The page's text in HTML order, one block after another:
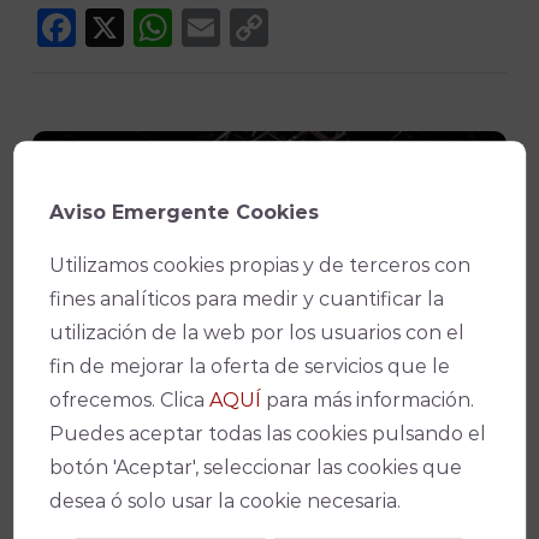
Facebook
X WhatsApp
Email
¡No te pierdas nada!
Suscríbete a nuestro boletín para
estar al día de la actualidad y de los
últimos espectáculos.
Aviso Emergente Cookies
Utilizamos cookies propias y de terceros con
fines analíticos para medir y cuantificar la
utilización de la web por los usuarios con el
fin de mejorar la oferta de servicios que le
ofrecemos. ClicaAQUÍ
para más información.
Puedes aceptar todas las cookies pulsando el
botón 'Aceptar', seleccionar las cookies que
desea ó solo usar la cookie necesaria.